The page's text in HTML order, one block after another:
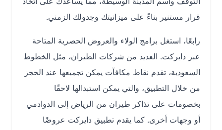
قرار مستنير بناءً على ميزانيتك وجدولك الزمني.
رابعًا، استغل برامج الولاء والعروض الحصرية المتاحة
عبر دايركت. العديد من شركات الطيران، مثل الخطوط
السعودية، تقدم نقاط مكافآت يمكن تجميعها عند الحجز
من خلال التطبيق، والتي يمكن استبدالها لاحقًا
بخصومات على تذاكر طيران من الرياض إلى الدوادمي
أو وجهات أخرى. كما يقدم تطبيق دايركت عروضًا